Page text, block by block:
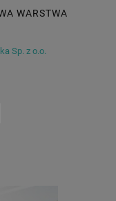
WARSTWA
Sp. z o.o.